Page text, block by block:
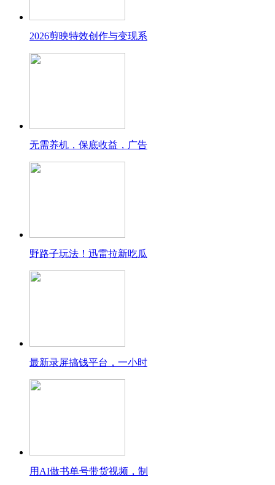
2026剪映特效创作与变现系
无需养机，保底收益，广告
野路子玩法！迅雷拉新吃瓜
最新录屏搞钱平台，一小时
用AI做书单号带货视频，制